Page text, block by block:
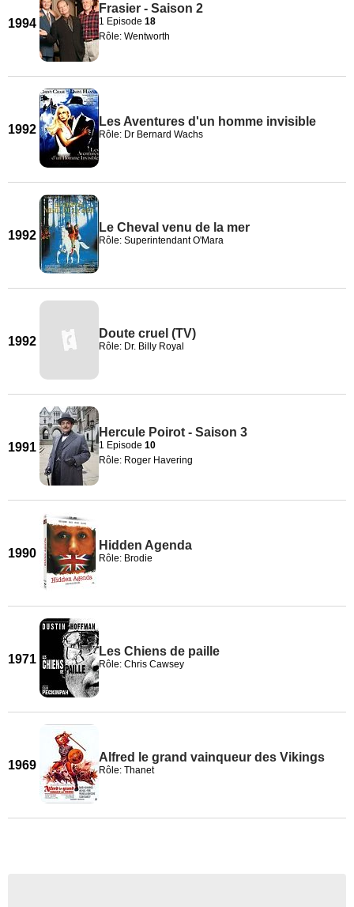
1994
Frasier - Saison 2
1 Episode 18
Rôle: Wentworth
1992
Les Aventures d'un homme invisible
Rôle: Dr Bernard Wachs
1992
Le Cheval venu de la mer
Rôle: Superintendant O'Mara
1992
Doute cruel (TV)
Rôle: Dr. Billy Royal
1991
Hercule Poirot - Saison 3
1 Episode 10
Rôle: Roger Havering
1990
Hidden Agenda
Rôle: Brodie
1971
Les Chiens de paille
Rôle: Chris Cawsey
1969
Alfred le grand vainqueur des Vikings
Rôle: Thanet